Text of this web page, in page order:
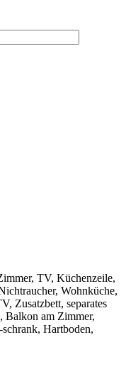
TV, Küchenzeile,
Wohnküche,
Zusatzbett, separates
Balkon am Zimmer,
Hartboden,